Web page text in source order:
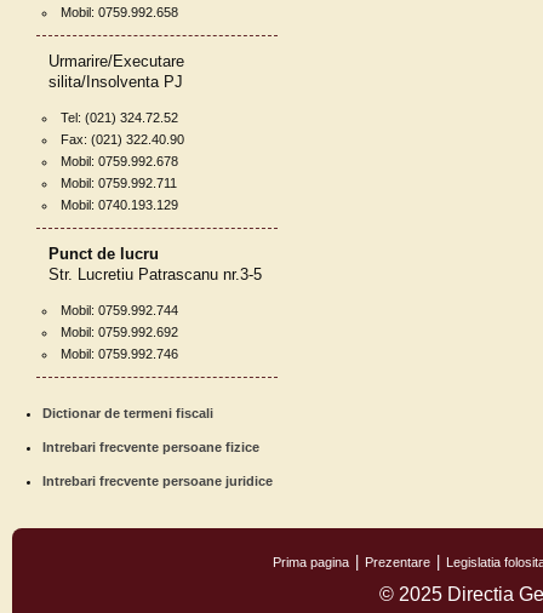
Mobil: 0759.992.658
Urmarire/Executare
silita/Insolventa PJ
Tel: (021) 324.72.52
Fax: (021) 322.40.90
Mobil: 0759.992.678
Mobil: 0759.992.711
Mobil: 0740.193.129
Punct de lucru
Str. Lucretiu Patrascanu nr.3-5
Mobil: 0759.992.744
Mobil: 0759.992.692
Mobil: 0759.992.746
Dictionar de termeni fiscali
Intrebari frecvente persoane fizice
Intrebari frecvente persoane juridice
Prima pagina Prezentare Legislatia
© 2025 Directia